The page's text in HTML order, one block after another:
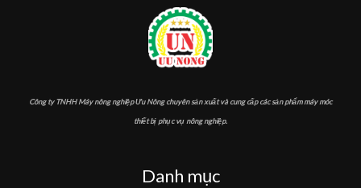
Công ty TNHH Máy nông nghiệp Ưu Nông chuyên sản xuất và cung cấp các sản phẩm máy móc
thiết bị phục vụ nông nghiệp.
Danh mục